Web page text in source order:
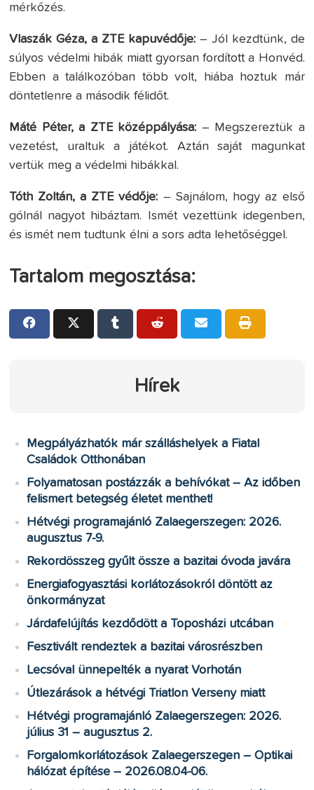
mérkőzés.
Vlaszák Géza, a ZTE kapuvédője: – Jól kezdtünk, de
súlyos védelmi hibák miatt gyorsan fordított a Honvéd.
Ebben a találkozóban több volt, hiába hoztuk már
döntetlenre a második félidőt.
Máté Péter, a ZTE középpályása: – Megszereztük a
vezetést, uraltuk a játékot. Aztán saját magunkat
vertük meg a védelmi hibákkal.
Tóth Zoltán, a ZTE védője: – Sajnálom, hogy az első
gólnál nagyot hibáztam. Ismét vezettünk idegenben,
és ismét nem tudtunk élni a sors adta lehetőséggel.
Tartalom megosztása:
Hírek
Megpályázhatók már szálláshelyek a Fiatal
Családok Otthonában
Folyamatosan postázzák a behívókat – Az időben
felismert betegség életet menthet!
Hétvégi programajánló Zalaegerszegen: 2026.
augusztus 7-9.
Rekordösszeg gyűlt össze a bazitai óvoda javára
Energiafogyasztási korlátozásokról döntött az
önkormányzat
Járdafelújítás kezdődött a Toposházi utcában
Fesztivált rendeztek a bazitai városrészben
Lecsóval ünnepelték a nyarat Vorhotán
Útlezárások a hétvégi Triatlon Verseny miatt
Hétvégi programajánló Zalaegerszegen: 2026.
július 31 – augusztus 2.
Forgalomkorlátozások Zalaegerszegen – Optikai
hálózat építése – 2026.08.04-06.